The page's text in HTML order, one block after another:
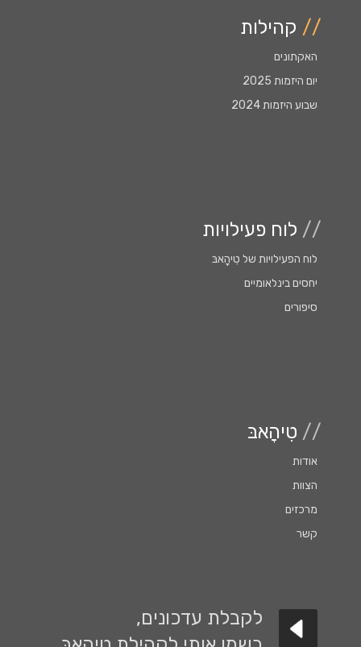
// קהילות
האקתונים
יום היזמות 2025
שבוע היזמות 2024
// לוח פעילויות
לוח הפעילויות של טִִיהָָאבּ
יחסים בינלאומיים
סיפורים
// טִיהָאבּ
אודות
הצוות
מרכזים
קשר
לקבלת עדכונים,